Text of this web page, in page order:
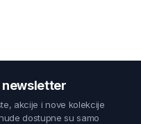
newsletter
akcije i nove kolekcije
dostupne su samo